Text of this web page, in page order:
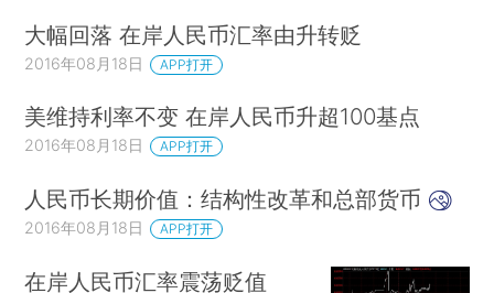
大幅回落 在岸人民币汇率由升转贬
2016年08月18日 APP打开
美维持利率不变 在岸人民币升超100基点
2016年08月18日 APP打开
人民币长期价值：结构性改革和总部货币
2016年08月18日 APP打开
在岸人民币汇率震荡贬值